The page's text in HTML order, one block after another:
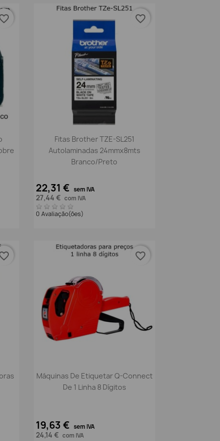
Vista rápida
Fitas Brother TZE-SL251
Autolaminadas 24mmx8mts
Branco/preto
22,31 € sem IVA
27,44 € com IVA
0 Avaliação(ões)
favorite_border
Vista rápida
Máquinas De Etiquetar Q-Connect
De 1 Linha 8 Dígitos
19,63 € sem IVA
24,14 € com IVA
favorite_border